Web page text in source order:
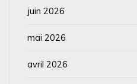
juin 2026
mai 2026
avril 2026